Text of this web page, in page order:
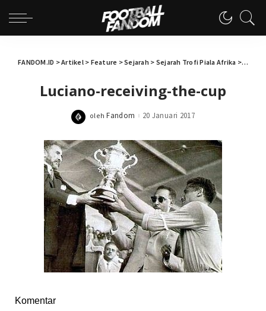
FANDOM.ID >Artikel> Feature >Sejarah> Sejarah Trofi Piala Afrika >
Luciano-receiving-the-cup
Posted
oleh Fandom 20 Januari 2017
Komentar